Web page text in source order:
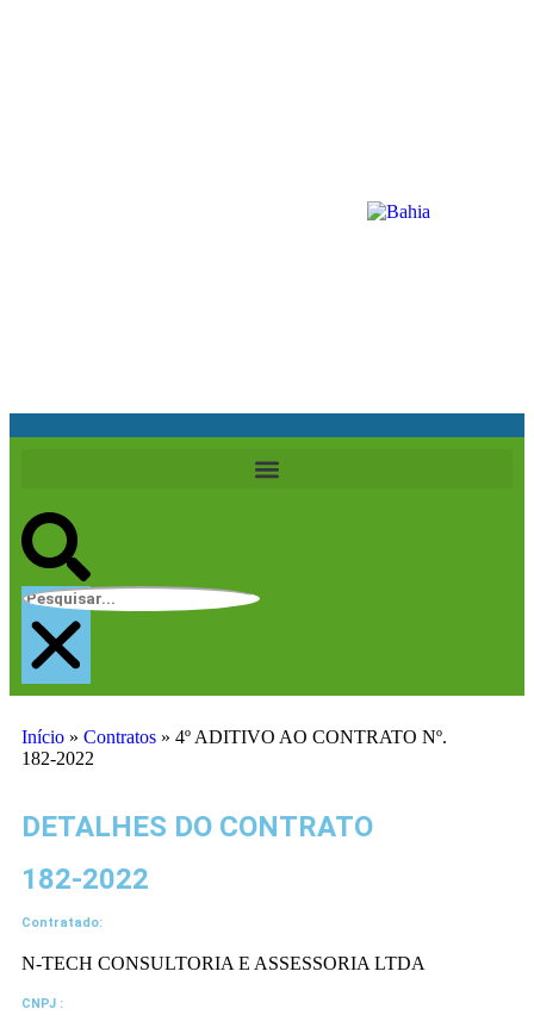
Início » Contratos » 4º ADITIVO AO CONTRATO Nº.
182-2022
DETALHES DO CONTRATO​
182-2022
Contratado:
N-TECH CONSULTORIA E ASSESSORIA LTDA
CNPJ :